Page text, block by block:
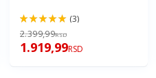
100%
(3)
2.399,99RSD
1.919,99RSD